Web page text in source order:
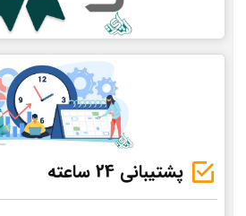
پشتیبانی 24 ساعته